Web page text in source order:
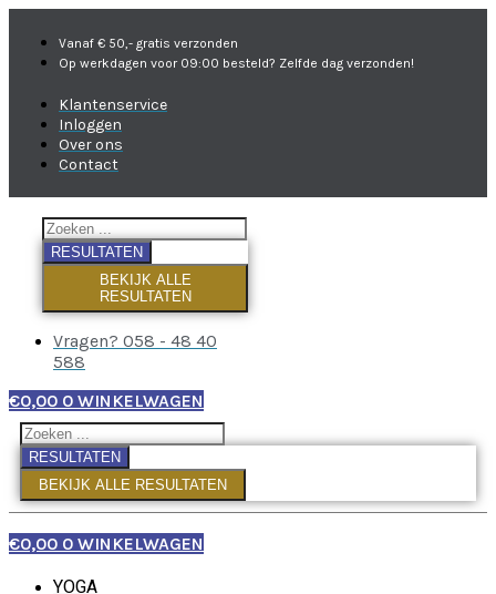
Vanaf € 50,- gratis verzonden
Op werkdagen voor 09:00 besteld? Zelfde dag verzonden!
Klantenservice
Inloggen
Over ons
Contact
RESULTATEN
BEKIJK ALLE
RESULTATEN
Vragen? 058 - 48 40
588
€0,00 0 WINKELWAGEN
RESULTATEN
BEKIJK ALLE RESULTATEN
€0,00 0 WINKELWAGEN
YOGA